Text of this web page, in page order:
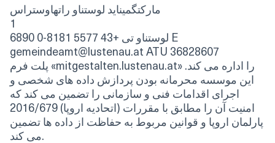
مارکتگمیناید لوستناو راتهاوستراس
1
6890 لوستناو تی +43 5577 8181-0 E
gemeindeamt@lustenau.at ATU 36828607
پلت فرم «mitgestalten.lustenau.at» را اداره می کند.
این موسسه محرمانه بودن پردازش داده های شخصی و
اجرای اقدامات فنی و سازمانی را تضمین می کند که
امنیت آن را مطابق با مقررات (اتحادیه اروپا) 2016/679
پارلمان اروپا و قوانین مربوط به حفاظت از داده ها تضمین
می کند.